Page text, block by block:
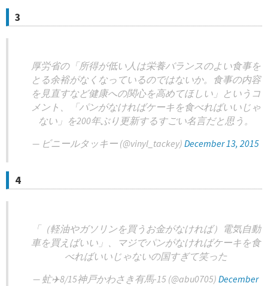
3
厚労省の「所得が低い人は栄養バランスのよい食事を
とる余裕がなくなっているのではないか。食事の内容
を見直すなど健康への関心を高めてほしい」というコ
メント、「パンがなければケーキを食べればいいじゃ
ない」を200年ぶり更新するすごい名言だと思う。
— ビニールタッキー (@vinyl_tackey) December 13, 2015
4
「（軽油やガソリンを買うお金がなければ）電気自動
車を買えばいい」、マジでパンがなければケーキを食
べればいいじゃないの国すぎて笑った
— 虻✈️8/15神戸かわさき有馬-15 (@abu0705) December